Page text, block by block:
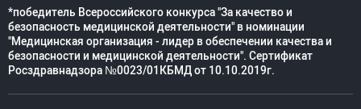
*победитель Всероссийского конкурса "За качество и
безопасность медицинской деятельности" в номинации
"Медицинская организация - лидер в обеспечении качества и
безопасности и медицинской деятельности". Сертификат
Росздравнадзора №0023/01КБМД от 10.10.2019г.